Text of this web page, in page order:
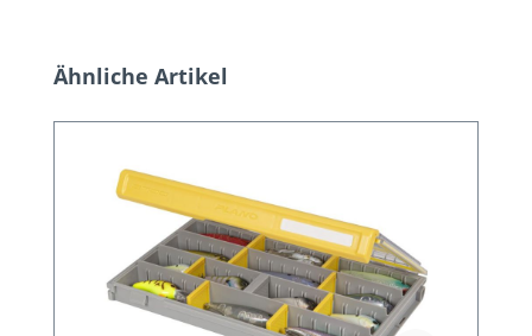
Produktgalerie überspringen
Ähnliche Artikel